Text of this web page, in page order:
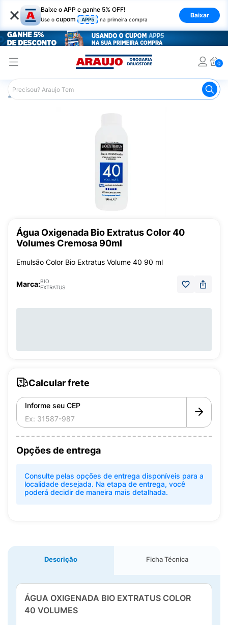
× Baixe o APP e ganhe 5% OFF!
Use o cupom APP5 na primeira compra
Baixar
0
Araujo Cabelo Descolorantes
Água Oxigenada Bio Extratus Color 40
Volumes Cremosa 90ml
Emulsão Color Bio Extratus Volume 40 90 ml
Marca:BIO
EXTRATUS
Calcular frete
Informe seu CEP
Opções de entrega
Consulte pelas opções de entrega disponíveis para a
localidade desejada. Na etapa de entrega, você
poderá decidir de maneira mais detalhada.
Descrição Ficha Técnica
ÁGUA OXIGENADA BIO EXTRATUS COLOR
40 VOLUMES